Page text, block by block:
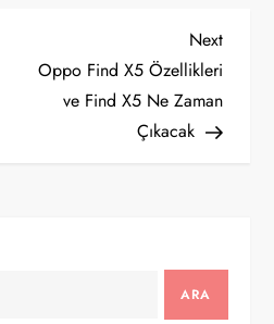
Next
Post
Next
Oppo Find X5 Özellikleri
ve Find X5 Ne Zaman
Çıkacak
ARA